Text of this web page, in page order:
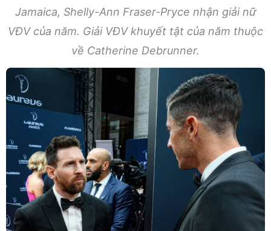
Jamaica, Shelly-Ann Fraser-Pryce nhận giải nữ
VĐV của năm. Giải VĐV khuyết tật của năm thuộc
về Catherine Debrunner.